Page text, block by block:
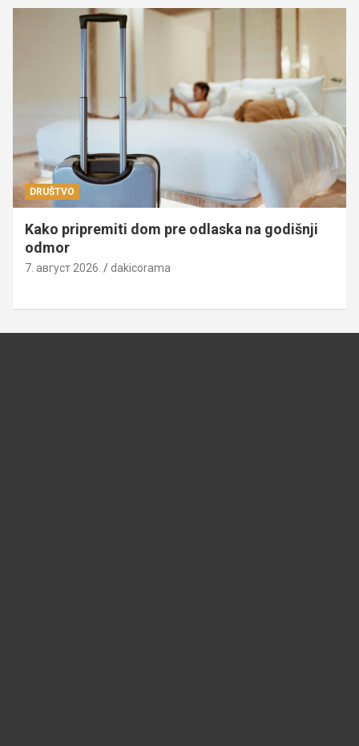
DRUŠTVO
Kako pripremiti dom pre odlaska na godišnji
odmor
7. август 2026. dakicorama